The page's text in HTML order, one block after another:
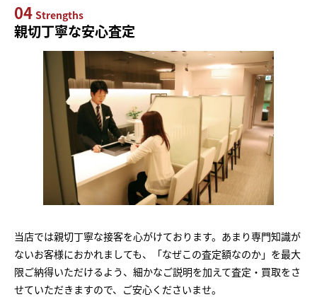
04 Strengths
親切丁寧な安心査定
当店では親切丁寧な接客を心がけております。あまり専門知識が
ないお客様におかれましても、「なぜこの査定額なのか」を最大
限ご納得いただけるよう、細かなご説明を加えて査定・買取をさ
せていただきますので、ご安心くださいませ。